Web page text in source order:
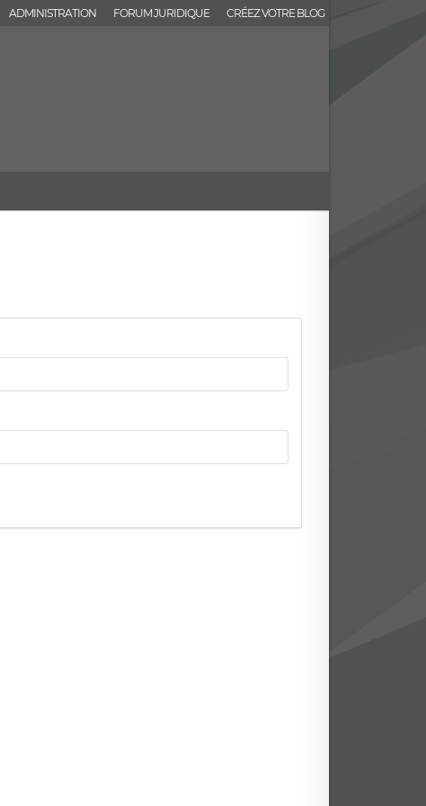
ADMINISTRATION FORUM JURIDIQUE CRÉEZ VOTRE BLOG